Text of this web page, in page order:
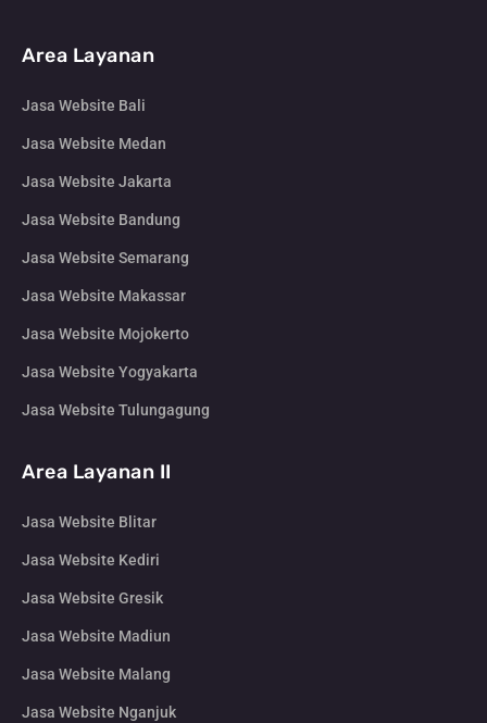
Area Layanan
Jasa Website Bali
Jasa Website Medan
Jasa Website Jakarta
Jasa Website Bandung
Jasa Website Semarang
Jasa Website Makassar
Jasa Website Mojokerto
Jasa Website Yogyakarta
Jasa Website Tulungagung
Area Layanan II
Jasa Website Blitar
Jasa Website Kediri
Jasa Website Gresik
Jasa Website Madiun
Jasa Website Malang
Jasa Website Nganjuk